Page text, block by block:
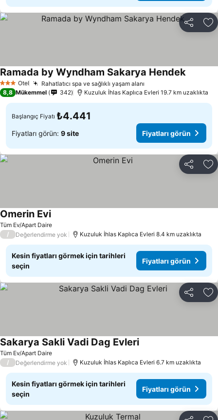
Paylaş
3 YıldızOtel Rahatlatıcı spa ve sağlıklı yaşam alanı
Ramada by Wyndham Sakarya Hendek
8,8 Mükemmel 342 Kuzuluk İhlas Kaplıca Evleri 19.7 km uzaklıkta
Başlangıç Fiyatı ₺4.441
Fiyatları görün: 9 site Fiyatları görün
Paylaş
Tüm Ev/Apart Daire
Omerin Evi
/ Değerlendirme yok Kuzuluk İhlas Kaplıca Evleri 8.4 km uzaklıkta
Kesin fiyatları görmek için tarihleri
seçin
Fiyatları görün
Paylaş
Tüm Ev/Apart Daire
Sakarya Sakli Vadi Dag Evleri
/ Değerlendirme yok Kuzuluk İhlas Kaplıca Evleri 6.7 km uzaklıkta
Kesin fiyatları görmek için tarihleri
seçin
Fiyatları görün